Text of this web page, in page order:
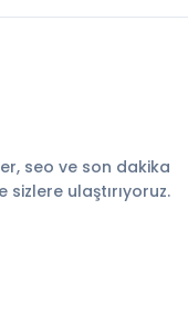
seo ve son dakika
sizlere ulaştırıyoruz.